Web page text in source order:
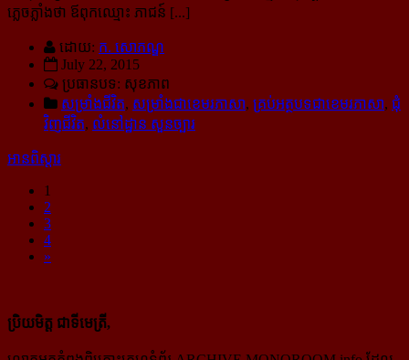
ភ្លេចភ្លាំងថា ឪពុកឈ្មោះ ភាជន៍ [...]
ដោយ: ក. សោភណ្ឌ
July 22, 2015
ប្រធានបទ: សុខភាព
សម្រាំងជីវិត, សម្រាំងជាខេមរភាសា, គ្រប់អត្ថបទជាខេមរភាសា, ជុំ
វិញជីវិត, លំនៅដ្ឋាន សួនច្បារ
អានពិស្ដារ
1
2
3
4
»
ប្រិយមិត្ត ជាទីមេត្រី,